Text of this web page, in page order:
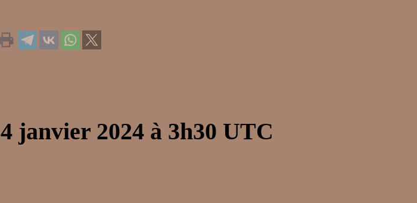
4 janvier 2024à 3h30 UTC